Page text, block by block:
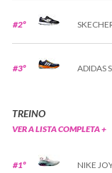
#2º
#3º ADIDAS
TREINO
VER A LISTA COMPLETA +
#1º NIKE